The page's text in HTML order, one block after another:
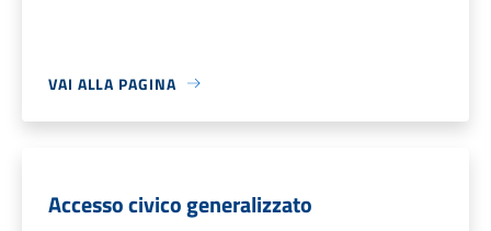
VAI ALLA PAGINA
Accesso civico generalizzato